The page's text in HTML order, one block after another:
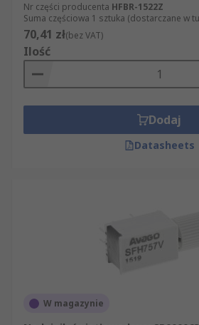
Nr części producenta HFBR-1522Z
Suma częściowa 1 sztuka (dostarczane w
70,41 zł(bez VAT)
Ilość
Dodaj
Datasheets
W magazynie